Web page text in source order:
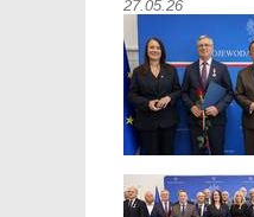
27.05.26